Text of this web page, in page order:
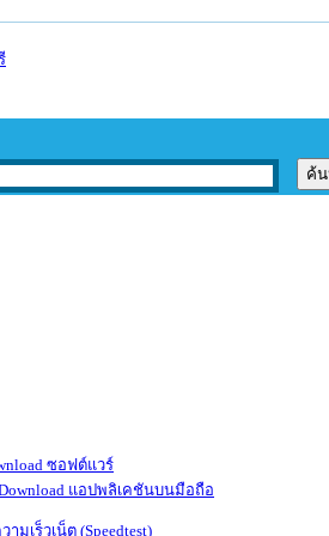
ซอฟต์แวร์
แอปพลิเคชันบนมือถือ
ามเร็วเน็ต (Speedtest)